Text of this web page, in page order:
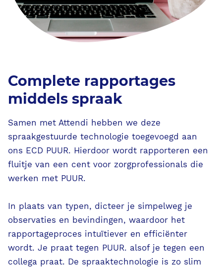
Over Ecare
Onze werkwijze
Onze partnerschappen
Ondersteunende diensten
Contact
PUUR. aanvragen
Complete rapportages
middels spraak
Samen met Attendi hebben we deze
spraakgestuurde technologie toegevoegd aan
ons ECD PUUR. Hierdoor wordt rapporteren een
fluitje van een cent voor zorgprofessionals die
werken met PUUR.
In plaats van typen, dicteer je simpelweg je
observaties en bevindingen, waardoor het
rapportageproces intuïtiever en efficiënter
wordt. Je praat tegen PUUR. alsof je tegen een
collega praat. De spraaktechnologie is zo slim